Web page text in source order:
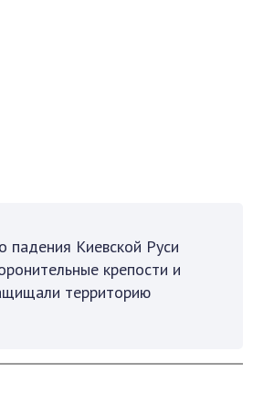
падения Киевской Руси
крепости и
территорию